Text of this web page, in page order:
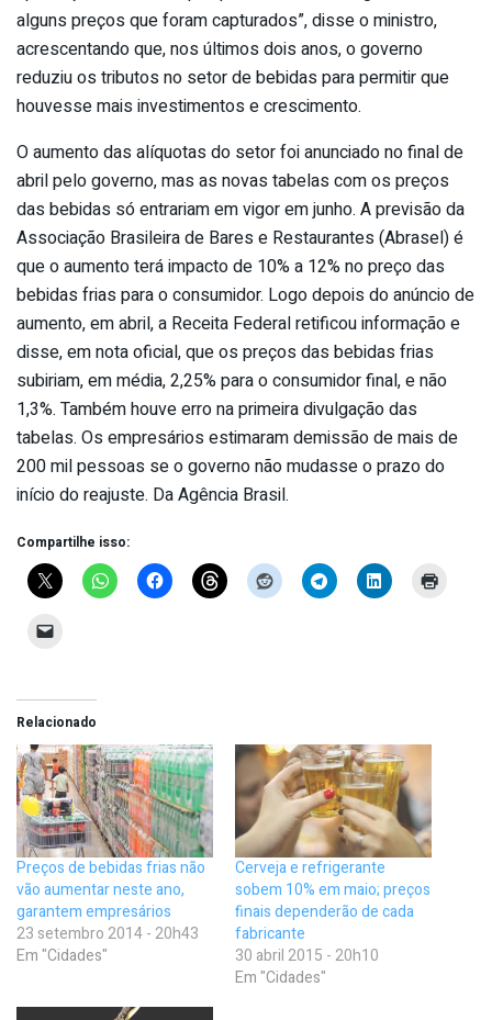
alguns preços que foram capturados”, disse o ministro,
acrescentando que, nos últimos dois anos, o governo
reduziu os tributos no setor de bebidas para permitir que
houvesse mais investimentos e crescimento.
O aumento das alíquotas do setor foi anunciado no final de
abril pelo governo, mas as novas tabelas com os preços
das bebidas só entrariam em vigor em junho. A previsão da
Associação Brasileira de Bares e Restaurantes (Abrasel) é
que o aumento terá impacto de 10% a 12% no preço das
bebidas frias para o consumidor. Logo depois do anúncio de
aumento, em abril, a Receita Federal retificou informação e
disse, em nota oficial, que os preços das bebidas frias
subiriam, em média, 2,25% para o consumidor final, e não
1,3%. Também houve erro na primeira divulgação das
tabelas. Os empresários estimaram demissão de mais de
200 mil pessoas se o governo não mudasse o prazo do
início do reajuste. Da Agência Brasil.
Compartilhe isso:
Relacionado
Preços de bebidas frias não
vão aumentar neste ano,
garantem empresários
23 setembro 2014 - 20h43
Em "Cidades"
Cerveja e refrigerante
sobem 10% em maio; preços
finais dependerão de cada
fabricante
30 abril 2015 - 20h10
Em "Cidades"